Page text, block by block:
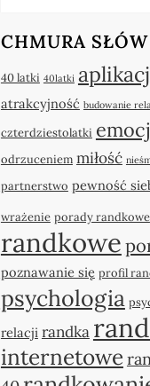
CHMURA SŁÓW
40 latki 40latki
atrakcyjność budowanie
czterdziestolatki
odrzuceniem miłość
partnerstwo pewność
wrażenie porady randkowe
randkowe
poznawanie się profil
psychologia
relacji randka
internetowe